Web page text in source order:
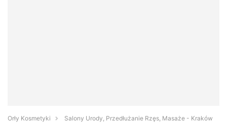
Orły Kosmetyki
Salony Urody, Przedłużanie Rzęs, Masaże - Kraków